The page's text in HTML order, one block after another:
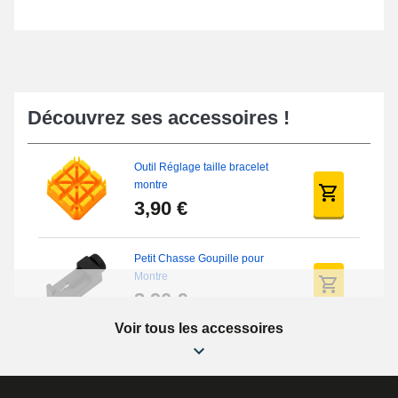
Découvrez ses accessoires !
Outil Réglage taille bracelet
montre
3,90 €
Petit Chasse Goupille pour
Montre
3,90 €
Chasses Goupille Long Montre
Voir tous les accessoires